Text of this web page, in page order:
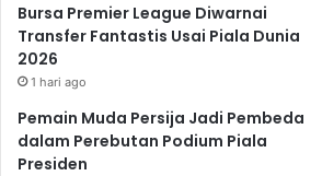
Bursa Premier League Diwarnai
Transfer Fantastis Usai Piala Dunia
2026
1 hari ago
Pemain Muda Persija Jadi Pembeda
dalam Perebutan Podium Piala
Presiden